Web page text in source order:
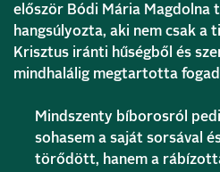
először Bódi Mária Magdolna
hangsúlyozta, aki nem csak a
Krisztus iránti hűségből és
mindhalálig megtartotta
Mindszenty bíborosról
sohasem a saját sorsával
törődött, hanem a